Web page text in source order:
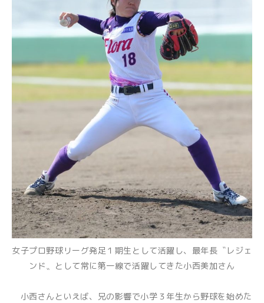
女子プロ野球リーグ発足１期生として活躍し、最年長〝レジェ
ンド〟として常に第一線で活躍してきた小西美加さん
小西さんといえば、兄の影響で小学３年生から野球を始めた